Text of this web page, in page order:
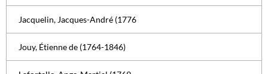
Jacquelin, Jacques-André (1776
Jouy, Étienne de (1764-1846)